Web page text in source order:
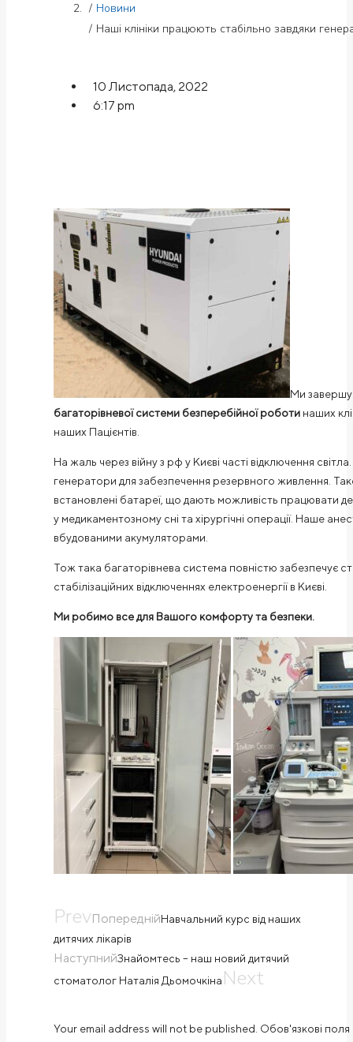
Новини
Наші клініки працюють стабільно завдяки
10 Листопада, 2022
6:17 pm
Ми
багаторівневої системи безперебійної роботи наших
наших Пацієнтів.
На жаль через війну з рф у Києві часті відключення
генератори для забезпечення резервного живлення.
встановлені батареї, що дають можливість працювати
у медикаментозному сні та хірургічні операції. Наше
вбудованими акумуляторами.
Тож така багаторівнева система повністю забезпечує
стабілізаційних відключеннях електроенергії в Києві.
Ми робимо все для Вашого комфорту та безпеки.
PrevПопереднійНавчальний курс від наших
дитячих лікарів
НаступнийЗнайомтесь – наш новий дитячий
стоматолог Наталія Дьомочкіна Next
Your email address will not be published. Обов'язкові поля